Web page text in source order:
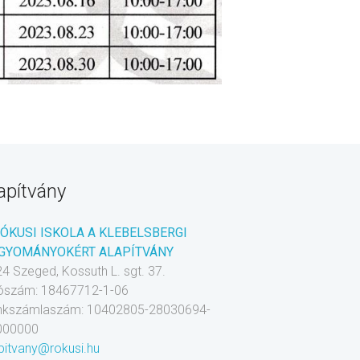
ISKOLA A KLEBELSBERGI
ALAPÍTVÁNY
Szeged, Kossuth L. sgt. 37.
18467712-1-06
10402805-28030694-